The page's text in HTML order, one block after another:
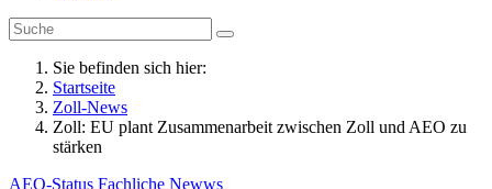
Sie befinden sich hier:
Startseite
Zoll-News
Zoll: EU plant Zusammenarbeit zwischen Zoll und AEO zu
stärken
AEO-Status Fachliche Newws